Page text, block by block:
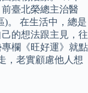
臺北榮總主治醫
)。 在生活中，總是
的想法跟主見，往
欄《旺好運》就點
，老實顧慮他人想